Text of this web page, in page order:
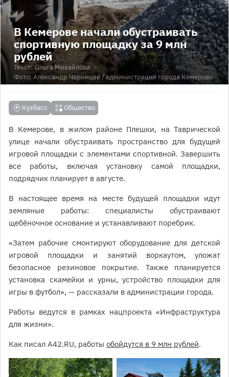
В Кемерове начали обустраивать
спортивную площадку за 9 млн
рублей
Текст: Ольга Михайлова
Фото: Александр Чаринцев/ администрация города Кемерово
Кузбасс Общество
В Кемерове, в жилом районе Плешки, на Таврической
улице начали обустраивать пространство для будущей
игровой площадки с элементами спортивной. Завершить
все работы, включая установку самой площадки,
подрядчик планирует в августе.
В настоящее время на месте будущей площадки идут
земляные работы: специалисты обустраивают
щебёночное основание и устанавливают поребрик.
«Затем рабочие смонтируют оборудование для детской
игровой площадки и занятий воркаутом, уложат
безопасное резиновое покрытие. Также планируется
установка скамейки и урны, устройство площадки для
игры в футбол», — рассказали в администрации города.
Работы ведутся в рамках нацпроекта «Инфраструктура
для жизни».
Как писал A42.RU, работы обойдутся в 9 млн рублей.